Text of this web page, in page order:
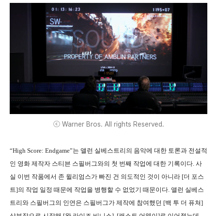
ⓒ Warner Bros. All rights Reserved.
“High Score: Endgame”는 앨런 실베스트리의 음악에 대한 토론과 전설적
인 영화 제작자 스티븐 스필버그와의 첫 번째 작업에 대한 기록이다. 사
실 이번 작품에서 존 윌리엄스가 빠진 건 의도적인 것이 아니라 [더 포스
트]의 작업 일정 때문에 작업을 병행할 수 없었기 때문이다. 앨런 실베스
트리와 스필버그의 인연은 스필버그가 제작에 참여했던 [백 투 더 퓨쳐]